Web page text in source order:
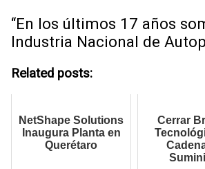
“En los últimos 17 años
Industria Nacional de
Related posts:
NetShape Solutions
Inaugura Planta en
Querétaro
Cerrar